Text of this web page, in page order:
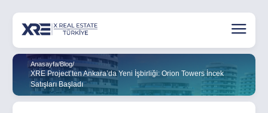
Anasayfa/Blog/
XRE Project’ten Ankara’da Yeni İşbirliği: Orion Towers İncek
Satışları Başladı